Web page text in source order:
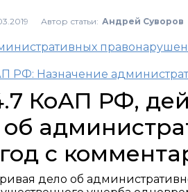
Автор статьи: Андрей Суворов
РФ: Назначение
КоАП РФ,
об
с
дело об